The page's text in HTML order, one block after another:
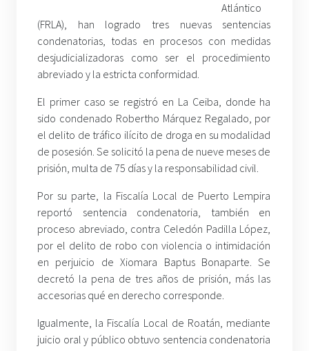
Atlántico
(FRLA), han logrado tres nuevas sentencias
condenatorias, todas en procesos con medidas
desjudicializadoras como ser el procedimiento
abreviado y la estricta conformidad.
El primer caso se registró en La Ceiba, donde ha
sido condenado Robertho Márquez Regalado, por
el delito de tráfico ilícito de droga en su modalidad
de posesión. Se solicitó la pena de nueve meses de
prisión, multa de 75 días y la responsabilidad civil.
Por su parte, la Fiscalía Local de Puerto Lempira
reportó sentencia condenatoria, también en
proceso abreviado, contra Celedón Padilla López,
por el delito de robo con violencia o intimidación
en perjuicio de Xiomara Baptus Bonaparte. Se
decretó la pena de tres años de prisión, más las
accesorias qué en derecho corresponde.
Igualmente, la Fiscalía Local de Roatán, mediante
juicio oral y público obtuvo sentencia condenatoria